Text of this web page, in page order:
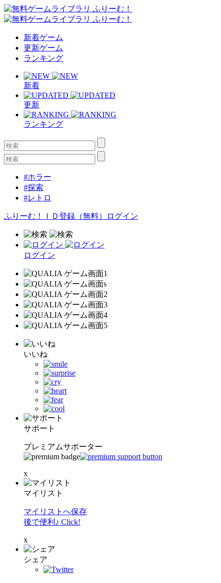
新着ゲーム
更新ゲーム
ランキング
新着
更新
ランキング
#ホラー
#探索
#レトロ
ふりーむ！ＩＤ登録（無料） ログイン
ログイン
いいね
サポート
プレミアムサポーター
x
マイリスト
マイリストへ保存
後で便利♪ Click!
x
シェア